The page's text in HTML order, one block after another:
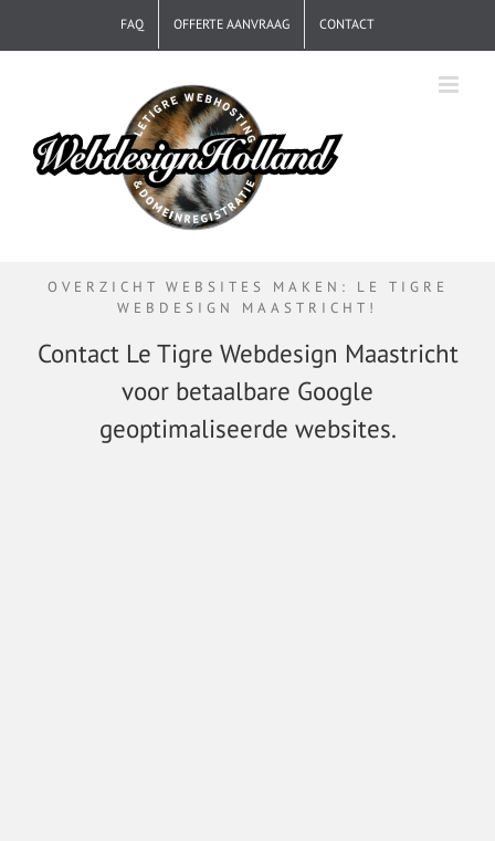
FAQ OFFERTE AANVRAAG CONTACT
OVERZICHT WEBSITES MAKEN: LE TIGRE
WEBDESIGN MAASTRICHT!
Contact Le Tigre Webdesign Maastricht
voor betaalbare Google
geoptimaliseerde websites.